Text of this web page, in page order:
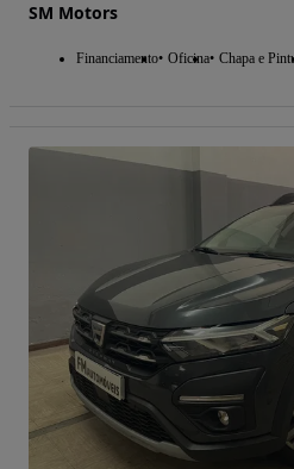
SM Motors
Financiamento Oficina Chapa e